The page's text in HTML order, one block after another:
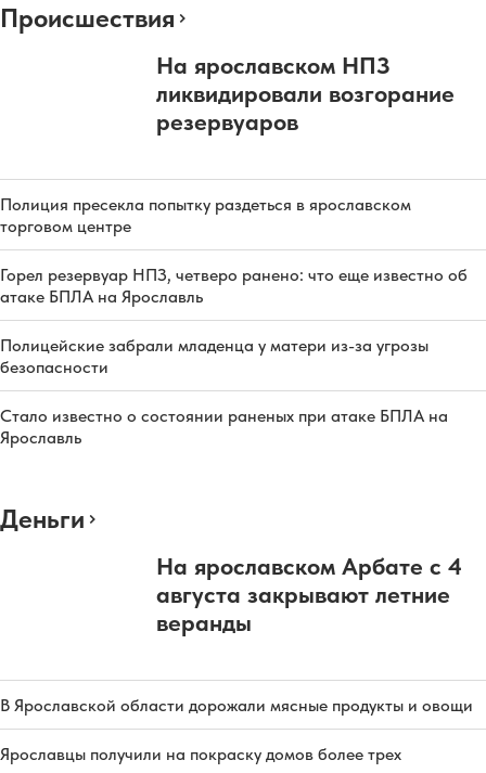
Происшествия
На ярославском НПЗ
ликвидировали возгорание
резервуаров
Полиция пресекла попытку раздеться в ярославском
торговом центре
Горел резервуар НПЗ, четверо ранено: что еще известно об
атаке БПЛА на Ярославль
Полицейские забрали младенца у матери из-за угрозы
безопасности
Стало известно о состоянии раненых при атаке БПЛА на
Ярославль
Деньги
На ярославском Арбате с 4
августа закрывают летние
веранды
В Ярославской области дорожали мясные продукты и овощи
Ярославцы получили на покраску домов более трех